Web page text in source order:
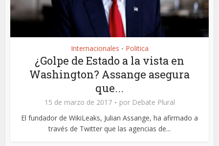
Internacionales • Politica
¿Golpe de Estado a la vista en
Washington? Assange asegura
que...
15 de marzo de 2017 por Debate Plural
El fundador de WikiLeaks, Julian Assange, ha afirmado a
través de Twitter que las agencias de...